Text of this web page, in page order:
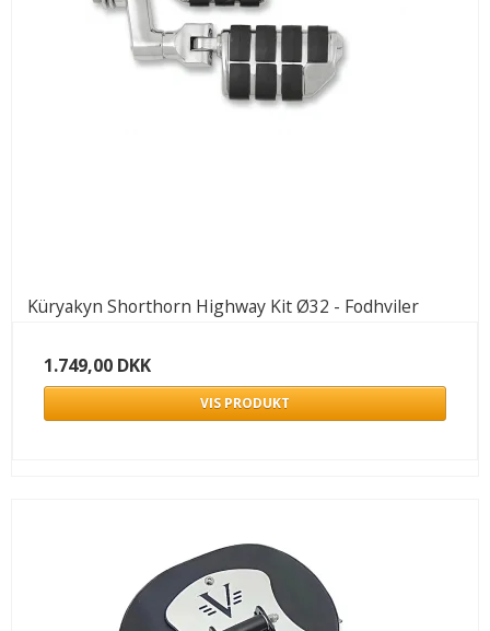
Küryakyn Shorthorn Highway Kit Ø32 - Fodhviler
1.749,00 DKK
VIS PRODUKT